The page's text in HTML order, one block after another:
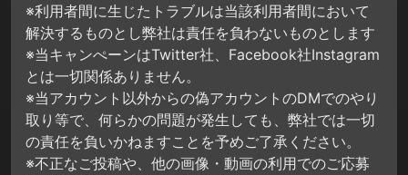
※利用者間に生じたトラブルは当該利用者間において
解決するものとし弊社は責任を負わないものとします
※当キャンぺーンはTwitter社、Facebook社Instagram
とは一切関係ありません。
※当アカウント以外からの偽アカウントのDMでのやり
取り等で、何らかの問題が発生しても、弊社では一切
の責任を負いかねますことを予めご了承ください。
※不正なご投稿や、他の画像・動画の利用でのご応募